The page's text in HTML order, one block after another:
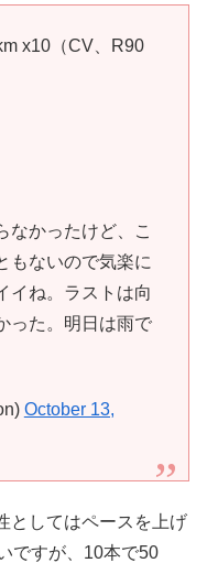
x10（CV、R90
なかったけど、こ
もないので気楽に
イね。ラストは向
った。明日は雨で
October 13,
としてはペースを上げ
ですが、10本で50